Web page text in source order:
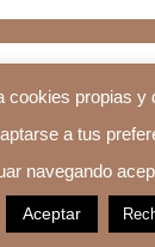
cookies propias y
a tus
navegando
Aceptar